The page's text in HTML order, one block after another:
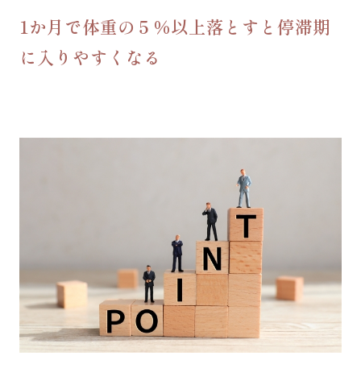
1か月で体重の ５％以上落とすと停滞期
に入りやすくなる